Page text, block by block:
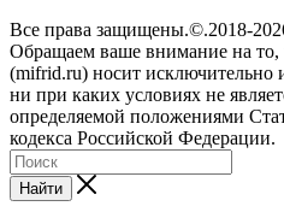
Все права защищены.©.2018-
Обращаем ваше внимание на то,
(mifrid.ru) носит
ни при каких условиях не
определяемой положениями
кодекса Российской Федерации.
Найти